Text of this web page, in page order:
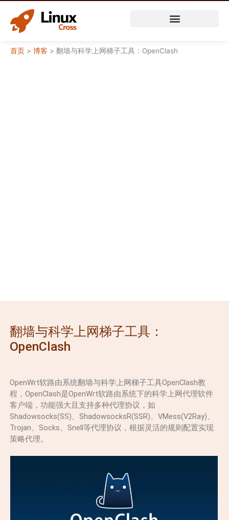
首页 > 博客 > 翻墙与科学上网梯子工具：OpenClash
翻墙与科学上网梯子工具：
OpenClash
OpenWrt软路由系统翻墙与科学上网梯子工具OpenClash教
程，OpenClash是OpenWrt软路由系统下的科学上网代理软件
客户端，功能强大且支持多种代理协议，如
Shadowsocks(SS)、ShadowsocksR(SSR)、VMess(V2Ray)、
Trojan、Socks、Snell等代理协议，根据灵活的规则配置实现
策略代理。